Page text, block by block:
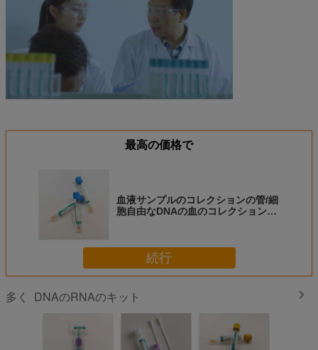
最高の価格で
血液サンプルのコレクションの管/細
胞自由なDNAの血のコレクションの
続行
多く DNAのRNAのキット